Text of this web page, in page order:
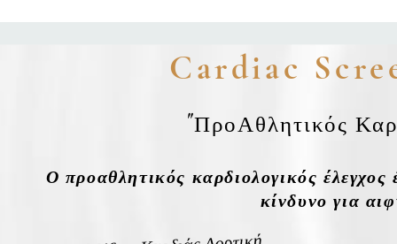
Cardiac
"ΠροΑθλητικός
Ο προαθλητικός καρδιολογικός
κίνδυνο για